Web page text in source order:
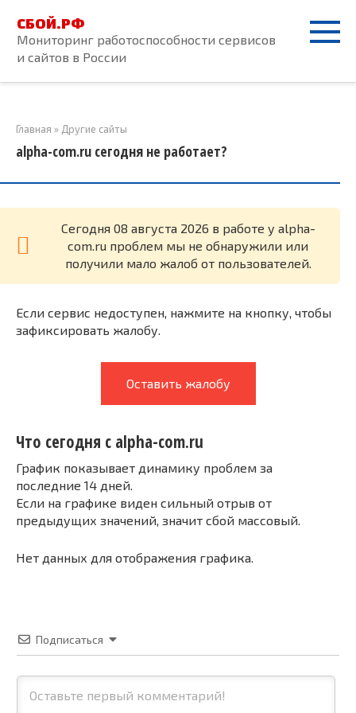
контенту
СБОЙ.РФ
Мониторинг работоспособности сервисов
и сайтов в России
Главная » Другие сайты
alpha-com.ru сегодня не работает?
Cегодня 08 августа 2026 в работе у alpha-
com.ru проблем мы не обнаружили или
получили мало жалоб от пользователей.
Если сервис недоступен, нажмите на кнопку, чтобы
зафиксировать жалобу.
Оставить жалобу
Что сегодня с alpha-com.ru
График показывает динамику проблем за
последние 14 дней.
Если на графике виден сильный отрыв от
предыдущих значений, значит сбой массовый.
Нет данных для отображения графика.
Подписаться